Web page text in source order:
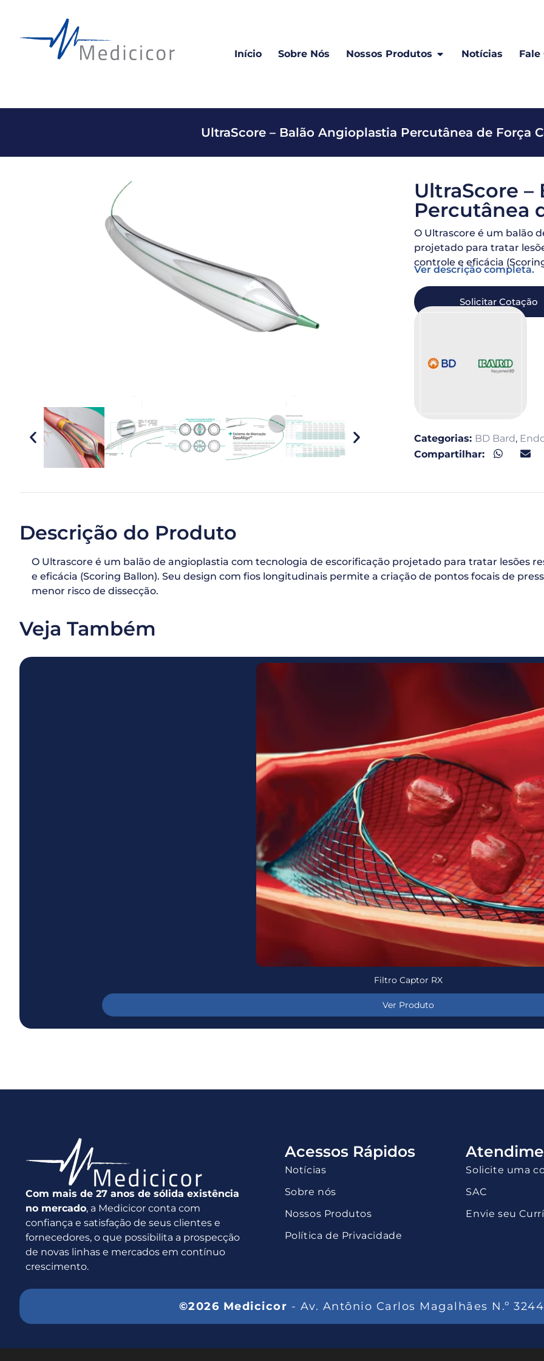
Início Sobre Nós Nossos Produtos Notícias Fale
UltraScore – Balão Angioplastia Percutânea de Força
UltraScore
Percutânea
O Ultrascore é um balão
projetado para tratar
controle e eficácia
Ver descrição completa.
Solicitar Cotação
Categorias: BD Bard,
Compartilhar:
Descrição do Produto
O Ultrascore é um balão de angioplastia com tecnologia de escorificação projetado para tratar lesões
e eficácia (Scoring Ballon). Seu design com fios longitudinais permite a criação de pontos focais de
menor risco de dissecção.
Veja Também
Filtro Captor RX
Ver Produto
Com mais de 27 anos de sólida existência
no mercado, a Medicicor conta com
confiança e satisfação de seus clientes e
fornecedores, o que possibilita a prospecção
de novas linhas e mercados em contínuo
crescimento.
Acessos Rápidos
Notícias
Sobre nós
Nossos Produtos
Política de Privacidade
Solicite uma
SAC
Envie seu
©2026 Medicicor - Av. Antônio Carlos Magalhães N.º